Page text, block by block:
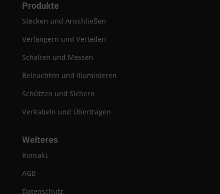
Produkte
Stecken und Anschließen
Verlängern und Verteilen
Schalten und Messen
Beleuchten und Illuminieren
Schützen und Sichern
Verkabeln und Übertragen
Weiteres
Kontakt
AGB
Datenschutz